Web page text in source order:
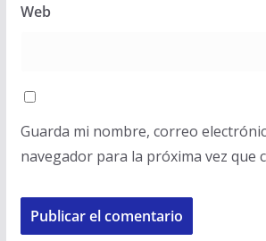
Web
Guarda mi nombre, correo
navegador para la próxima vez que